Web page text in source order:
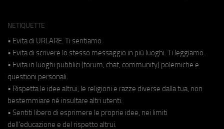
NETIQUETTE
• Evita di URLARE. Ti sentiamo.
• Evita di scrivere lo stesso messaggio in più luoghi. Ti leggiamo.
• Evita in luoghi pubblici (forum, chat, community) polemiche e
questioni personali.
• Rispetta le idee altrui, le religioni e razze diverse dalla tua, non
bestemmiare né insultare altri utenti.
• Sentiti libero di esprimere le proprie idee, nei limiti
dell'educazione e del rispetto altrui.